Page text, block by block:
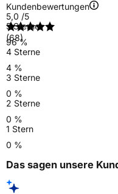
Kundenbewertungen
5,0 /5
(68)
5 Sterne
96 %
4 Sterne
4 %
3 Sterne
0 %
2 Sterne
0 %
1 Stern
0 %
Das sagen unsere